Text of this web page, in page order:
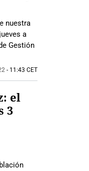
nuestra
a
Gestión
- 11:43 CET
el
3